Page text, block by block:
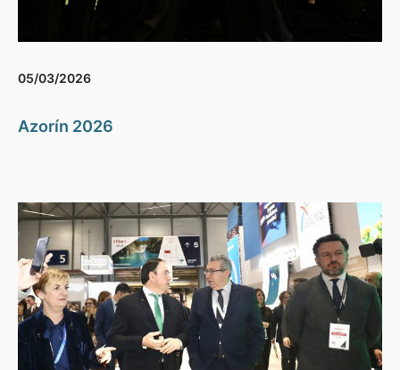
05/03/2026
Azorín 2026